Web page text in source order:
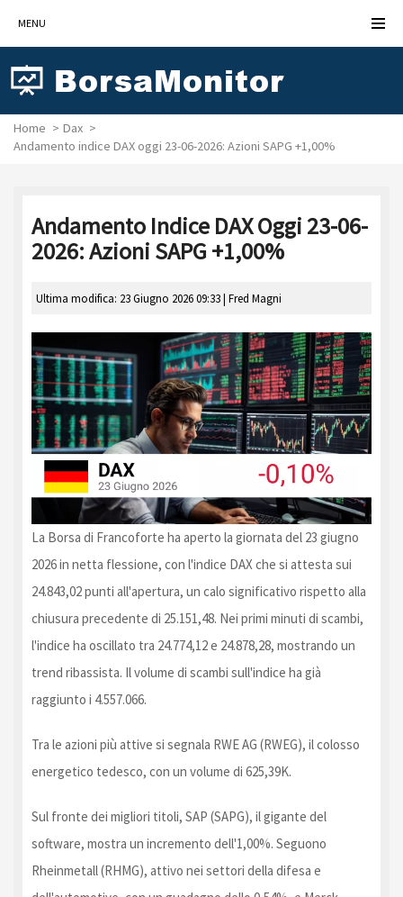
MENU
Home
Dax
Andamento indice DAX oggi 23-06-2026: Azioni SAPG +1,00%
Andamento Indice DAX Oggi 23-06-
2026: Azioni SAPG +1,00%
Ultima modifica: 23 Giugno 2026 09:33 | Fred Magni
La Borsa di Francoforte ha aperto la giornata del 23 giugno
2026 in netta flessione, con l'indice DAX che si attesta sui
24.843,02 punti all'apertura, un calo significativo rispetto alla
chiusura precedente di 25.151,48. Nei primi minuti di scambi,
l'indice ha oscillato tra 24.774,12 e 24.878,28, mostrando un
trend ribassista. Il volume di scambi sull'indice ha già
raggiunto i 4.557.066.
Tra le azioni più attive si segnala RWE AG (RWEG), il colosso
energetico tedesco, con un volume di 625,39K.
Sul fronte dei migliori titoli, SAP (SAPG), il gigante del
software, mostra un incremento dell'1,00%. Seguono
Rheinmetall (RHMG), attivo nei settori della difesa e